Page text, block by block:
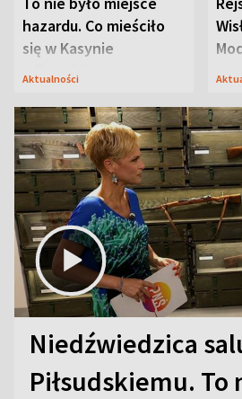
hazardu. Co mieściło
się w Kasynie
Oficerskim?
Aktualności
Niedźwiedzica
Piłsudskiemu. To